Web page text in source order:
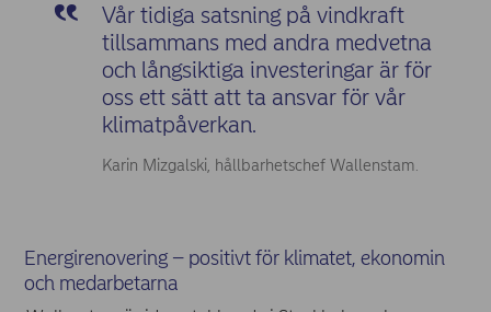
Vår tidiga satsning på vindkraft
tillsammans med andra medvetna
och långsiktiga investeringar är för
oss ett sätt att ta ansvar för vår
klimatpåverkan.
Karin Mizgalski, hållbarhetschef Wallenstam.
Energirenovering – positivt för klimatet, ekonomin
och medarbetarna